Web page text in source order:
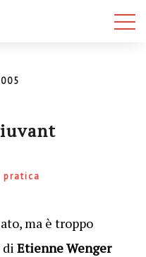
pratica
ma è troppo
di Etienne Wenger